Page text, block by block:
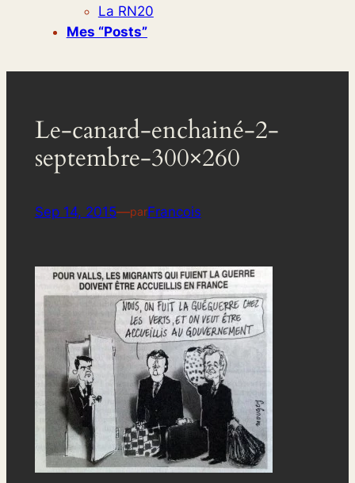
La RN20
Mes “posts”
Le-canard-enchainé-2-
septembre-300×260
Sep 14, 2015—parFrancois